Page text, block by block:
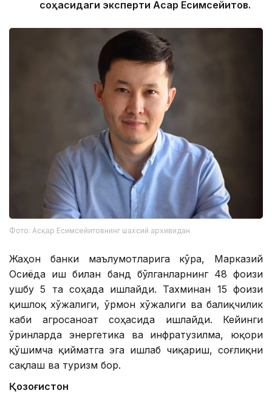
соҳасидаги эксперти Асқар Есимсейитов.
Фото: Асқар Есимсейитовнинг шахсий архивидан
Жаҳон банки маълумотларига кўра, Марказий
Осиёда иш билан банд бўлганларнинг 48 фоизи
ушбу 5 та соҳада ишлайди. Тахминан 15 фоизи
қишлоқ хўжалиги, ўрмон хўжалиги ва балиқчилик
каби агросаноат соҳасида ишлайди. Кейинги
ўринларда энергетика ва инфратузилма, юқори
қўшимча қийматга эга ишлаб чиқариш, соғлиқни
сақлаш ва туризм бор.
Қозоғистон